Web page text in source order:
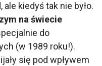
kiedyś tak nie było.
na świecie
do
(w 1989 roku!).
się pod wpływem